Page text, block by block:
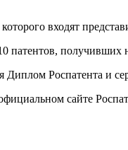
входят
патентов,
Диплом Роспатента
сайте